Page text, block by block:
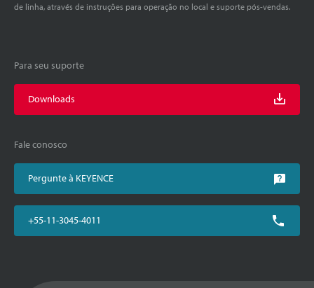
de linha, através de instruções para operação no local e suporte pós-vendas.
Para seu suporte
Downloads
Fale conosco
Pergunte à KEYENCE
+55-11-3045-4011